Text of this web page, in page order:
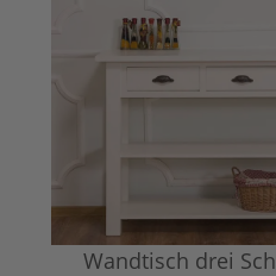
Wandtisch drei